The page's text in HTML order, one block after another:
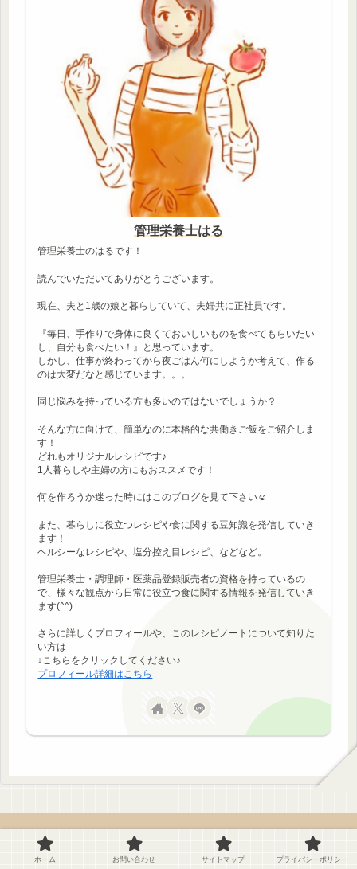
管理栄養士はる
管理栄養士のはるです！
読んでいただいてありがとうございます。
現在、夫と1歳の娘と暮らしていて、夫婦共に正社員です。
『毎日、手作りで身体に良くておいしいものを食べてもらいたい
し、自分も食べたい！』と思っています。
しかし、仕事が終わってから夜ごはん何にしようか考えて、作る
のは大変だなと感じています。。。
同じ悩みを持っている方も多いのではないでしょうか？
そんな方に向けて、簡単なのに本格的な共働きご飯をご紹介しま
す！
どれもオリジナルレシピです♪
1人暮らしや主婦の方にもおススメです！
何を作ろうか迷った時にはこのブログを見て下さい☺
また、暮らしに役立つレシピや食に関する豆知識を発信していき
ます！
ヘルシーなレシピや、塩分控え目レシピ、などなど。
管理栄養士・調理師・医薬品登録販売者の資格を持っているの
で、様々な観点から日常に役立つ食に関する情報を発信していき
ます(^^)
さらに詳しくプロフィールや、このレシピノートについて知りた
い方は
↓こちらをクリックしてください♪
プロフィール詳細はこちら
調理時間別
ホーム お問い合わせ サイトマップ プライバシーポリシー